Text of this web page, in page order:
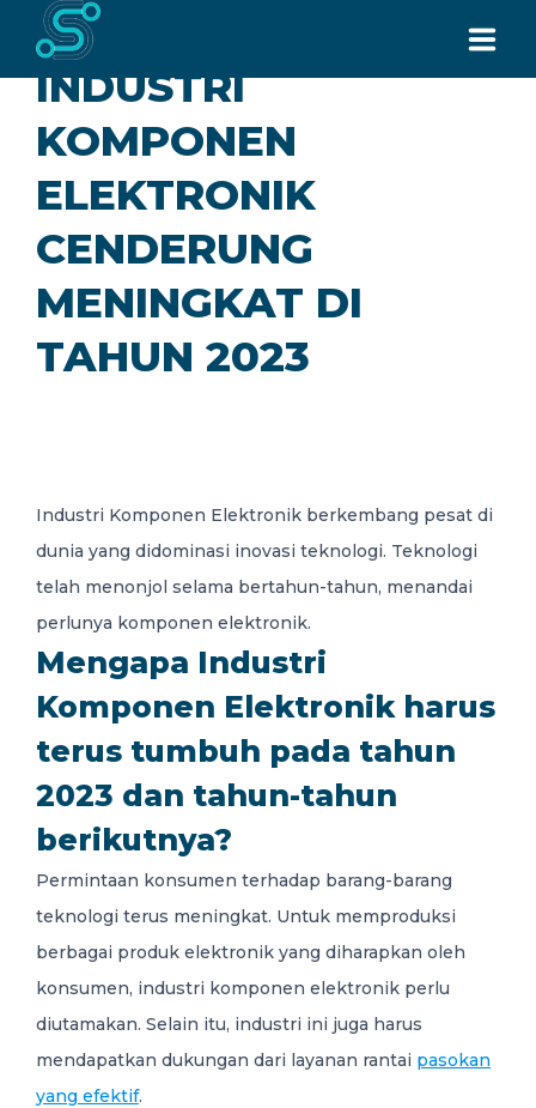
BERANDA
SEMUA PRODUK
BERITA
0
ID
INDUSTRI
KOMPONEN
ELEKTRONIK
CENDERUNG
MENINGKAT DI
TAHUN 2023
Industri Komponen Elektronik berkembang pesat di
dunia yang didominasi inovasi teknologi. Teknologi
telah menonjol selama bertahun-tahun, menandai
perlunya komponen elektronik.
Mengapa Industri
Komponen Elektronik harus
terus tumbuh pada tahun
2023 dan tahun-tahun
berikutnya?
Permintaan konsumen terhadap barang-barang
teknologi terus meningkat. Untuk memproduksi
berbagai produk elektronik yang diharapkan oleh
konsumen, industri komponen elektronik perlu
diutamakan. Selain itu, industri ini juga harus
mendapatkan dukungan dari layanan rantai pasokan
yang efektif.